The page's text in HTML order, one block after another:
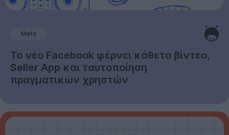
Meta
Το νέο Facebook φέρνει κάθετο βίντεο,
Seller App και ταυτοποίηση
πραγματικών χρηστών